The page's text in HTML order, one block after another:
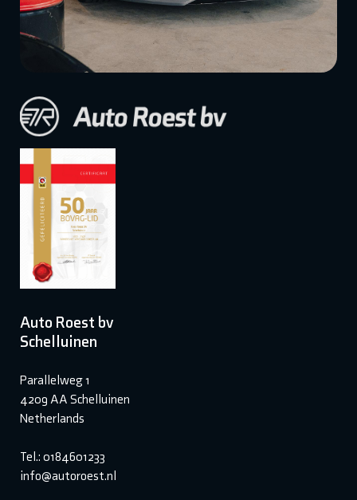
Auto Roest bv
Schelluinen
Parallelweg 1
4209 AA Schelluinen
Netherlands
Tel.: 0184601233
info@autoroest.nl